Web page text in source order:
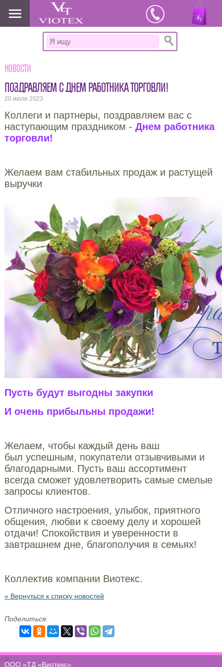
www.viotex37.ru
Новости
ПОЗДРАВЛЯЕМ С ДНЕМ РАБОТНИКА ТОРГОВЛИ!
20 июля 2023
Коллеги и партнеры, поздравляем вас с
наступающим праздником - Днем работника
торговли!
Желаем вам стабильных продаж и растущей
выручки
Пусть будут выгодны закупки
И очень прибыльны продажи!
Желаем, чтобы каждый день ваш
был успешным, покупатели отзывчивыми и
благодарными. Пусть ваш ассортимент
всегда сможет удовлетворить самые смелые
запросы клиентов.
Отличного настроения, улыбок, приятного
общения, любви к своему делу и хорошей
отдачи! Спокойствия и уверенности в
завтрашнем дне, благополучия в семьях!
Коллектив компании Виотекс.
« Вернуться к списку новостей
Поделиться:
ООО «ТД «Виотекс»
-->